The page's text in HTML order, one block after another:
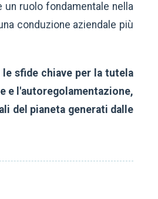
ruolo fondamentale nella
conduzione aziendale più
sfide chiave per la tutela
e l'autoregolamentazione,
del pianeta generati dalle